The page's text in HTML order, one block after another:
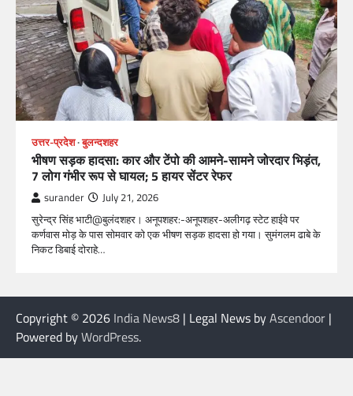
उत्तर-प्रदेश बुलन्दशहर
भीषण सड़क हादसा: कार और टेंपो की आमने-सामने जोरदार भिड़ंत,
7 लोग गंभीर रूप से घायल; 5 हायर सेंटर रेफर​
surander July 21, 2026
सुरेन्द्र सिंह भाटी@बुलंदशहर। अनूपशहर:-अनूपशहर-अलीगढ़ स्टेट हाईवे पर
कर्णवास मोड़ के पास सोमवार को एक भीषण सड़क हादसा हो गया। सुमंगलम ढाबे के
निकट डिबाई दोराहे…
Copyright © 2026 India News8 | Legal News byAscendoor |
Powered byWordPress.